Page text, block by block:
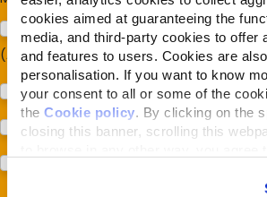
cookies aimed at guaranteeing the
media, and third-party cookies to offer
and features to users. Cookies are
personalisation. If you want to know
your consent to all or some of the
the Cookie policy . By clicking on the
closing this banner, scrolling this
Sostegno al modello della
(Almonature - Fondazione Capellino)
Protezione della biodiversità
Protezione dei cani e dei gatti (Almo
Prodotti (Almo Nature)